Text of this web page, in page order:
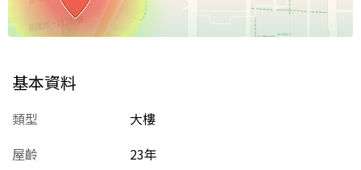
基本資料
類型
大樓
屋齡
23年